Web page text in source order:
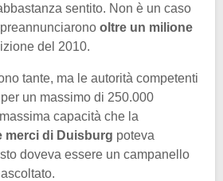
sentito. Non è un caso
oltre un milione
del 2010.
tante, ma le autorità competenti
un massimo di 250.000
capacità che la
merci di Duisburg poteva
doveva essere un campanello